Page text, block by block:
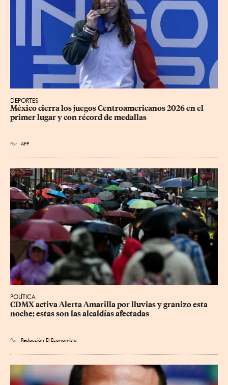
DEPORTES
México cierra los juegos Centroamericanos 2026 en el
primer lugar y con récord de medallas
Por AFP
POLÍTICA
CDMX activa Alerta Amarilla por lluvias y granizo esta
noche; estas son las alcaldías afectadas
Por Redacción El Economista